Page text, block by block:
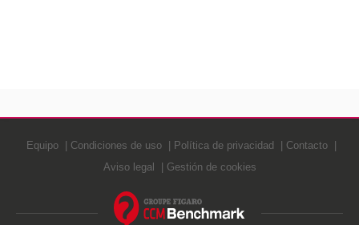
Equipo Condiciones de uso Política de privacidad
Contacto
Aviso legal
Gestión de cookies